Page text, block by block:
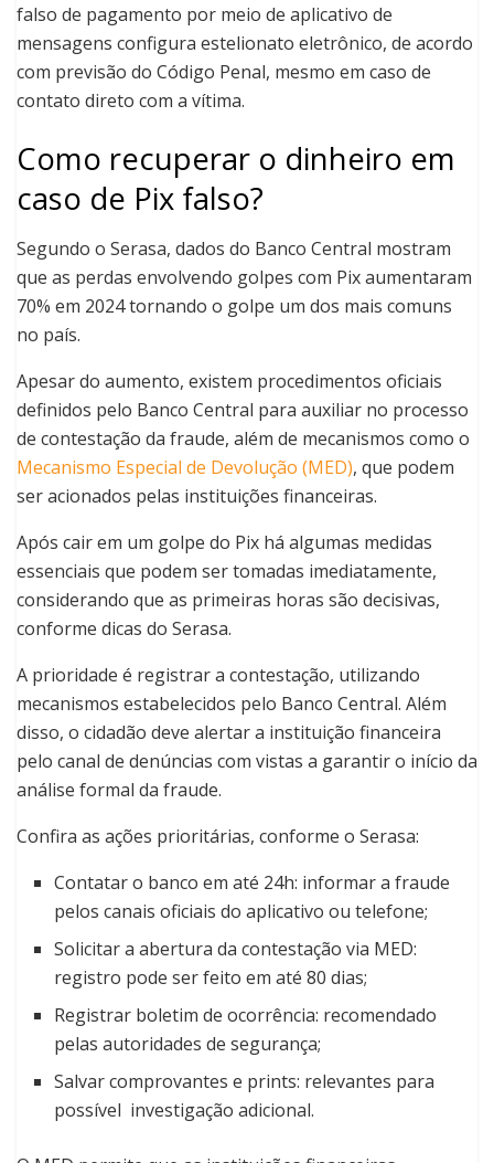
falso de pagamento por meio de aplicativo de
mensagens configura estelionato eletrônico, de acordo
com previsão do Código Penal, mesmo em caso de
contato direto com a vítima.
Como recuperar o dinheiro em
caso de Pix falso?
Segundo o Serasa, dados do Banco Central mostram
que as perdas envolvendo golpes com Pix aumentaram
70% em 2024 tornando o golpe um dos mais comuns
no país.
Apesar do aumento, existem procedimentos oficiais
definidos pelo Banco Central para auxiliar no processo
de contestação da fraude, além de mecanismos como o
Mecanismo Especial de Devolução (MED), que podem
ser acionados pelas instituições financeiras.
Após cair em um golpe do Pix há algumas medidas
essenciais que podem ser tomadas imediatamente,
considerando que as primeiras horas são decisivas,
conforme dicas do Serasa.
A prioridade é registrar a contestação, utilizando
mecanismos estabelecidos pelo Banco Central. Além
disso, o cidadão deve alertar a instituição financeira
pelo canal de denúncias com vistas a garantir o início da
análise formal da fraude.
Confira as ações prioritárias, conforme o Serasa:
Contatar o banco em até 24h: informar a fraude
pelos canais oficiais do aplicativo ou telefone;
Solicitar a abertura da contestação via MED:
registro pode ser feito em até 80 dias;
Registrar boletim de ocorrência: recomendado
pelas autoridades de segurança;
Salvar comprovantes e prints: relevantes para
possível investigação adicional.